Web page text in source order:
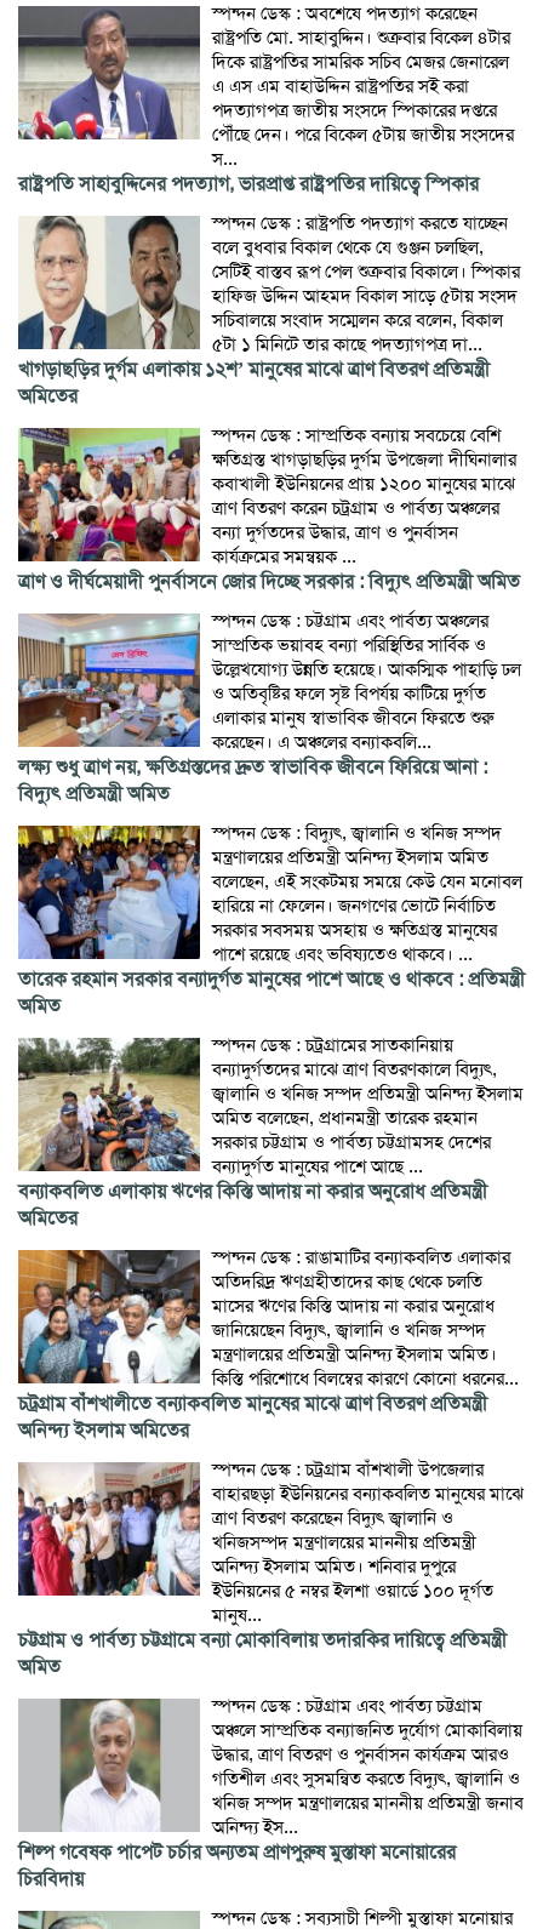
স্পন্দন ডেস্ক : অবশেষে পদত্যাগ করেছেন
রাষ্ট্রপতি মো. সাহাবুদ্দিন। শুক্রবার বিকেল ৪টার
দিকে রাষ্ট্রপতির সামরিক সচিব মেজর জেনারেল
এ এস এম বাহাউদ্দিন রাষ্ট্রপতির সই করা
পদত্যাগপত্র জাতীয় সংসদে স্পিকারের দপ্তরে
পৌঁছে দেন। পরে বিকেল ৫টায় জাতীয় সংসদের
স...
রাষ্ট্রপতি সাহাবুদ্দিনের পদত্যাগ, ভারপ্রাপ্ত রাষ্ট্রপতির দায়িত্বে স্পিকার
স্পন্দন ডেস্ক : রাষ্ট্রপতি পদত্যাগ করতে যাচ্ছেন
বলে বুধবার বিকাল থেকে যে গুঞ্জন চলছিল,
সেটিই বাস্তব রূপ পেল শুক্রবার বিকালে। স্পিকার
হাফিজ উদ্দিন আহমদ বিকাল সাড়ে ৫টায় সংসদ
সচিবালয়ে সংবাদ সম্মেলন করে বলেন, বিকাল
৫টা ১ মিনিটে তার কাছে পদত্যাগপত্র দা...
খাগড়াছড়ির দুর্গম এলাকায় ১২শ’ মানুষের মাঝে ত্রাণ বিতরণ প্রতিমন্ত্রী
অমিতের
স্পন্দন ডেস্ক : সাম্প্রতিক বন্যায় সবচেয়ে বেশি
ক্ষতিগ্রস্ত খাগড়াছড়ির দুর্গম উপজেলা দীঘিনালার
কবাখালী ইউনিয়নের প্রায় ১২০০ মানুষের মাঝে
ত্রাণ বিতরণ করেন চট্রগ্রাম ও পার্বত্য অঞ্চলের
বন্যা দুর্গতদের উদ্ধার, ত্রাণ ও পুনর্বাসন
কার্যক্রমের সমন্বয়ক ...
ত্রাণ ও দীর্ঘমেয়াদী পুনর্বাসনে জোর দিচ্ছে সরকার : বিদ্যুৎ প্রতিমন্ত্রী অমিত
স্পন্দন ডেস্ক : চট্টগ্রাম এবং পার্বত্য অঞ্চলের
সাম্প্রতিক ভয়াবহ বন্যা পরিস্থিতির সার্বিক ও
উল্লেখযোগ্য উন্নতি হয়েছে। আকস্মিক পাহাড়ি ঢল
ও অতিবৃষ্টির ফলে সৃষ্ট বিপর্যয় কাটিয়ে দুর্গত
এলাকার মানুষ স্বাভাবিক জীবনে ফিরতে শুরু
করেছেন। এ অঞ্চলের বন্যাকবলি...
লক্ষ্য শুধু ত্রাণ নয়, ক্ষতিগ্রস্তদের দ্রুত স্বাভাবিক জীবনে ফিরিয়ে আনা :
বিদ্যুৎ প্রতিমন্ত্রী অমিত
স্পন্দন ডেস্ক : বিদ্যুৎ, জ্বালানি ও খনিজ সম্পদ
মন্ত্রণালয়ের প্রতিমন্ত্রী অনিন্দ্য ইসলাম অমিত
বলেছেন, এই সংকটময় সময়ে কেউ যেন মনোবল
হারিয়ে না ফেলেন। জনগণের ভোটে নির্বাচিত
সরকার সবসময় অসহায় ও ক্ষতিগ্রস্ত মানুষের
পাশে রয়েছে এবং ভবিষ্যতেও থাকবে। ...
তারেক রহমান সরকার বন্যাদুর্গত মানুষের পাশে আছে ও থাকবে : প্রতিমন্ত্রী
অমিত
স্পন্দন ডেস্ক : চট্রগ্রামের সাতকানিয়ায়
বন্যাদুর্গতদের মাঝে ত্রাণ বিতরণকালে বিদ্যুৎ,
জ্বালানি ও খনিজ সম্পদ প্রতিমন্ত্রী অনিন্দ্য ইসলাম
অমিত বলেছেন, প্রধানমন্ত্রী তারেক রহমান
সরকার চট্টগ্রাম ও পার্বত্য চট্টগ্রামসহ দেশের
বন্যাদুর্গত মানুষের পাশে আছে ...
বন্যাকবলিত এলাকায় ঋণের কিস্তি আদায় না করার অনুরোধ প্রতিমন্ত্রী
অমিতের
স্পন্দন ডেস্ক : রাঙামাটির বন্যাকবলিত এলাকার
অতিদরিদ্র ঋণগ্রহীতাদের কাছ থেকে চলতি
মাসের ঋণের কিস্তি আদায় না করার অনুরোধ
জানিয়েছেন বিদ্যুৎ, জ্বালানি ও খনিজ সম্পদ
মন্ত্রণালয়ের প্রতিমন্ত্রী অনিন্দ্য ইসলাম অমিত।
কিস্তি পরিশোধে বিলম্বের কারণে কোনো ধরনের...
চট্রগ্রাম বাঁশখালীতে বন্যাকবলিত মানুষের মাঝে ত্রাণ বিতরণ প্রতিমন্ত্রী
অনিন্দ্য ইসলাম অমিতের
স্পন্দন ডেস্ক : চট্রগ্রাম বাঁশখালী উপজেলার
বাহারছড়া ইউনিয়নের বন্যাকবলিত মানুষের মাঝে
ত্রাণ বিতরণ করেছেন বিদ্যুৎ জ্বালানি ও
খনিজসম্পদ মন্ত্রণালয়ের মাননীয় প্রতিমন্ত্রী
অনিন্দ্য ইসলাম অমিত। শনিবার দুপুরে
ইউনিয়নের ৫ নম্বর ইলশা ওয়ার্ডে ১০০ দূর্গত
মানুষ...
চট্টগ্রাম ও পার্বত্য চট্টগ্রামে বন্যা মোকাবিলায় তদারকির দায়িত্বে প্রতিমন্ত্রী
অমিত
স্পন্দন ডেস্ক : চট্টগ্রাম এবং পার্বত্য চট্টগ্রাম
অঞ্চলে সাম্প্রতিক বন্যাজনিত দুর্যোগ মোকাবিলায়
উদ্ধার, ত্রাণ বিতরণ ও পুনর্বাসন কার্যক্রম আরও
গতিশীল এবং সুসমন্বিত করতে বিদ্যুৎ, জ্বালানি ও
খনিজ সম্পদ মন্ত্রণালয়ের মাননীয় প্রতিমন্ত্রী জনাব
অনিন্দ্য ইস...
শিল্প গবেষক পাপেট চর্চার অন্যতম প্রাণপুরুষ মুস্তাফা মনোয়ারের
চিরবিদায়
স্পন্দন ডেস্ক : সব্যসাচী শিল্পী মুস্তাফা মনোয়ার